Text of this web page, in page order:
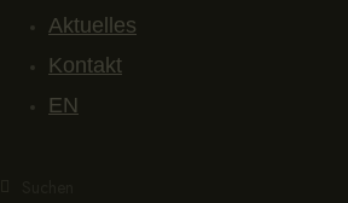
Aktuelles
Kontakt
EN